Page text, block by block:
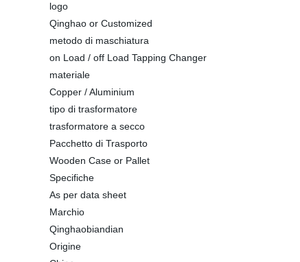
logo
Qinghao or Customized
metodo di maschiatura
on Load / off Load Tapping Changer
materiale
Copper / Aluminium
tipo di trasformatore
trasformatore a secco
Pacchetto di Trasporto
Wooden Case or Pallet
Specifiche
As per data sheet
Marchio
Qinghaobiandian
Origine